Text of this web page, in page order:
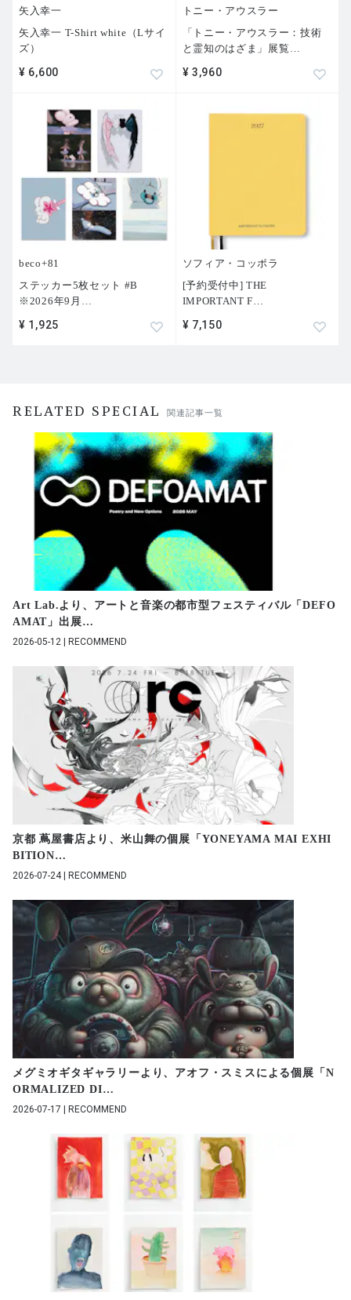
矢入幸一
矢入幸一 T-Shirt white（Lサイ
ズ）
¥ 6,600
トニー・アウスラー
「トニー・アウスラー：技術
と霊知のはざま」展覧
¥ 3,960
beco+81
ステッカー5枚セット #B
※2026年9月 …
¥ 1,925
ソフィア・コッポラ
[予約受付中] THE
IMPORTANT F…
¥ 7,150
RELATED SPECIAL 関連記事一覧
Art Lab.より、アートと音楽の都市型フェスティバル「DEFO
AMAT」出展…
2026-05-12 | RECOMMEND
京都 蔦屋書店より、米山舞の個展「YONEYAMA MAI EXHI
BITION…
2026-07-24 | RECOMMEND
メグミオギタギャラリーより、アオフ・スミスによる個展「N
ORMALIZED DI…
2026-07-17 | RECOMMEND